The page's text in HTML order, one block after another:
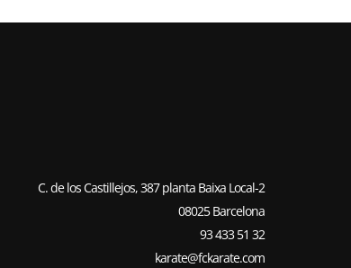
C. de los Castillejos, 387 planta Baixa Local-2
08025 Barcelona
93 433 51 32
karate@fckarate.com